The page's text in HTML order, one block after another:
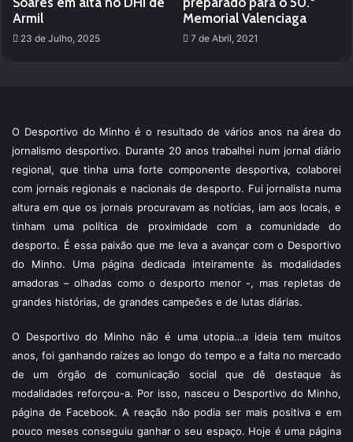
Armil
23 de Julho, 2025
Memorial Valenciaga
7 de Abril, 2021
O Desportivo do Minho é o resultado de vários anos na área do
jornalismo desportivo. Durante 20 anos trabalhei num jornal diário
regional, que tinha uma forte componente desportiva, colaborei
com jornais regionais e nacionais de desporto. Fui jornalista numa
altura em que os jornais procuravam as notícias, iam aos locais, e
tinham uma política de proximidade com a comunidade do
desporto. É essa paixão que me leva a avançar com o Desportivo
do Minho. Uma página dedicada inteiramente às modalidades
amadoras – olhadas como o desporto menor -, mas repletas de
grandes histórias, de grandes campeões e de lutas diárias.
O Desportivo do Minho não é uma utopia…a ideia tem muitos
anos, foi ganhando raízes ao longo do tempo e a falta no mercado
de um órgão de comunicação social que dê destaque às
modalidades reforçou-a. Por isso, nasceu o Desportivo do Minho,
página de Facebook. A reação não podia ser mais positiva e em
pouco meses conseguiu ganhar o seu espaço. Hoje é uma página